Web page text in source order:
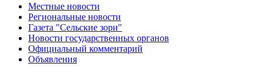
Местные новости
Региональные новости
Газета "Сельские зори"
Новости государственных органов
Официальный комментарий
Объявления